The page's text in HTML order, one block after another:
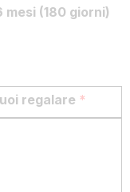
(180 giorni)
regalare *